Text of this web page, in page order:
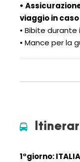
•
viaggio in
• Bibite durante
• Mance per la
1°giorno: